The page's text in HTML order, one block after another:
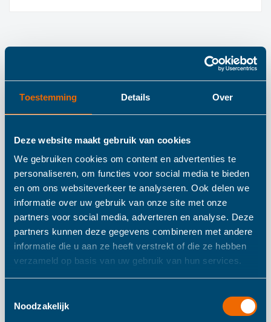
Toestemming Details Over
Deze website maakt gebruik van cookies
We gebruiken cookies om content en advertenties te
personaliseren, om functies voor social media te bieden
en om ons websiteverkeer te analyseren. Ook delen we
informatie over uw gebruik van onze site met onze
partners voor social media, adverteren en analyse. Deze
partners kunnen deze gegevens combineren met andere
informatie die u aan ze heeft verstrekt of die ze hebben
verzameld op basis van uw gebruik van hun services.
Noodzakelijk
Trixie Houten
ambulance
Op stap met alle dieren! Je kunt de vrachtwagen en alle
dieren samen met het touwtje aan de voorkant trekken.
De openingen aan de zijkant van de truck dagen kinderen
uit om te puzzelen en hun fijne motoriek te verbeteren.
Schuif de bovenkant van de vrachtwagen open om alle
dieren er gemakkelijk uit te halen. Deze verschillende
dieren zijn geweldig om de wildste avonturen mee te
gecertificeerd hout. Alle verven zijn op waterbasis en